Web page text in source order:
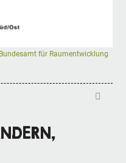
Bundesamt für Raumentwicklung